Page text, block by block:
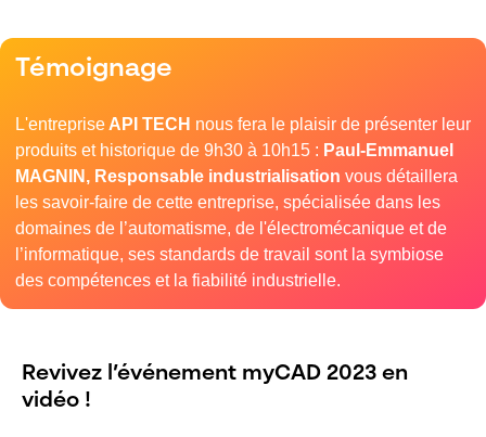
Témoignage
L'entreprise API TECH nous fera le plaisir de présenter leur
produits et historique de 9h30 à 10h15 : Paul-Emmanuel
MAGNIN, Responsable industrialisation vous détaillera
les savoir-faire de cette entreprise, spécialisée dans les
domaines de l’automatisme, de l'électromécanique et de
l’informatique, ses standards de travail sont la symbiose
des compétences et la fiabilité industrielle.
Revivez l’événement myCAD 2023 en
vidéo !